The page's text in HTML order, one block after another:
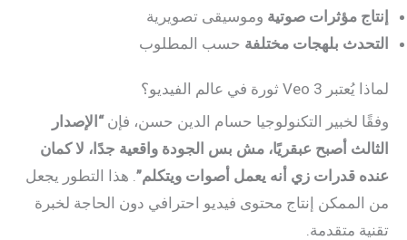
إنتاج مؤثرات صوتية وموسيقى تصويرية
التحدث بلهجات مختلفة حسب المطلوب
لماذا يُعتبر Veo 3 ثورة في عالم الفيديو؟
وفقًا لخبير التكنولوجيا حسام الدين حسن، فإن“الإصدار
الثالث أصبح عبقريًا، مش بس الجودة واقعية جدًا، لا كمان
عنده قدرات زي أنه يعمل أصوات ويتكلم” . هذا التطور يجعل
من الممكن إنتاج محتوى فيديو احترافي دون الحاجة لخبرة
تقنية متقدمة.